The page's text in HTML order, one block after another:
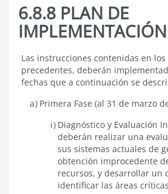
6.8.8 PLAN DE
IMPLEMENTACIÓN
6.8.8
PLAN
DE
IMPLEMENTACIÓN
Las instrucciones contenidas en
precedentes, deberán
fechas que a continuación se
Primera Fase (al 31 de marzo
Diagnóstico y Evaluación
deberán realizar una
sus sistemas actuales de
obtención improcedente
recursos, y desarrollar un
identificar las áreas